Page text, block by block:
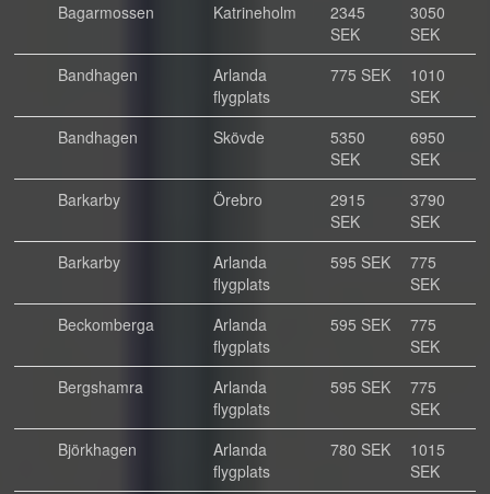
Bagarmossen
Katrineholm
2345
SEK
3050
SEK
Bandhagen
Arlanda
flygplats
775 SEK
1010
SEK
Bandhagen
Skövde
5350
SEK
6950
SEK
Barkarby
Örebro
2915
SEK
3790
SEK
Barkarby
Arlanda
flygplats
595 SEK
775
SEK
Beckomberga
Arlanda
flygplats
595 SEK
775
SEK
Bergshamra
Arlanda
flygplats
595 SEK
775
SEK
Björkhagen
Arlanda
flygplats
780 SEK
1015
SEK